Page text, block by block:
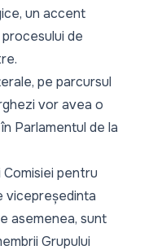
un accent
de
pe parcursul
vor avea o
Parlamentul de la
pentru
vicepreședinta
asemenea, sunt
Grupului